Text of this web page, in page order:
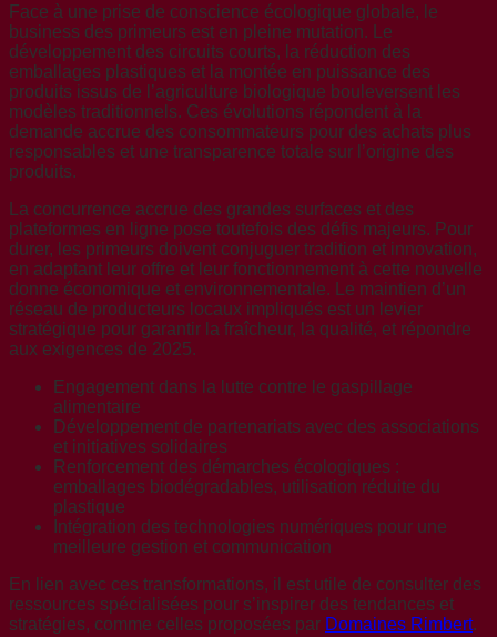
Face à une prise de conscience écologique globale, le
business des primeurs est en pleine mutation. Le
développement des circuits courts, la réduction des
emballages plastiques et la montée en puissance des
produits issus de l’agriculture biologique bouleversent les
modèles traditionnels. Ces évolutions répondent à la
demande accrue des consommateurs pour des achats plus
responsables et une transparence totale sur l’origine des
produits.
La concurrence accrue des grandes surfaces et des
plateformes en ligne pose toutefois des défis majeurs. Pour
durer, les primeurs doivent conjuguer tradition et innovation,
en adaptant leur offre et leur fonctionnement à cette nouvelle
donne économique et environnementale. Le maintien d’un
réseau de producteurs locaux impliqués est un levier
stratégique pour garantir la fraîcheur, la qualité, et répondre
aux exigences de 2025.
Engagement dans la lutte contre le gaspillage
alimentaire
Développement de partenariats avec des associations
et initiatives solidaires
Renforcement des démarches écologiques :
emballages biodégradables, utilisation réduite du
plastique
Intégration des technologies numériques pour une
meilleure gestion et communication
En lien avec ces transformations, il est utile de consulter des
ressources spécialisées pour s’inspirer des tendances et
stratégies, comme celles proposées par Domaines Rimbert.